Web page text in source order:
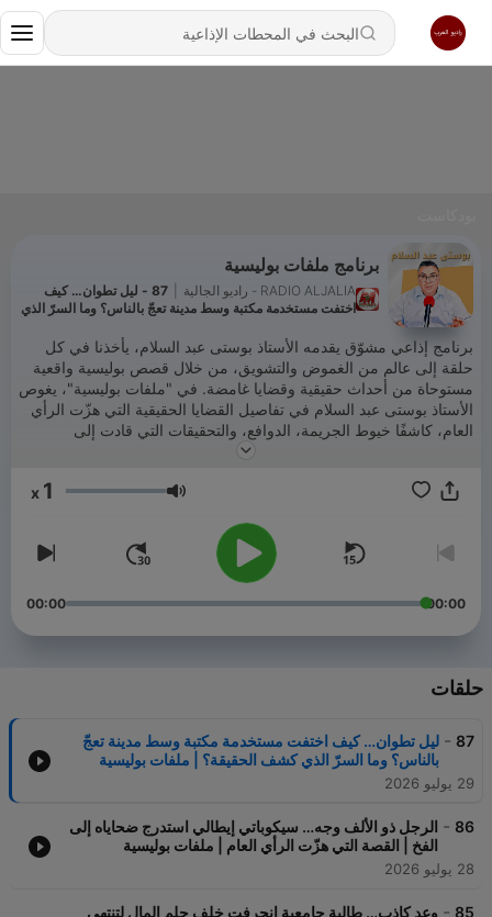
برنامج ملفات بوليسية
RADIO ALJALIA - راديو الجالية
87 - ليل تطوان… كيف
اختفت مستخدمة مكتبة وسط مدينة تعجّ بالناس؟ وما السرّ الذي
برنامج إذاعي مشوّق يقدمه الأستاذ بوستى عبد السلام، يأخذنا في كل
حلقة إلى عالم من الغموض والتشويق، من خلال قصص بوليسية واقعية
مستوحاة من أحداث حقيقية وقضايا غامضة. في "ملفات بوليسية"، يغوص
الأستاذ بوستى عبد السلام في تفاصيل القضايا الحقيقية التي هزّت الرأي
العام، كاشفًا خيوط الجريمة، الدوافع، والتحقيقات التي قادت إلى
الحقيقة. البرنامج يجمع بين الدراما الواقعية والتحليل البوليسي، بأسلوب
تفتح ملفًا جديدًا من ملفات الغموض والجريمة، لتكشف للمستمع أن وراء
مستوى الصوت 1
00:00
00:00
حلقات
87
- ليل تطوان… كيف اختفت مستخدمة مكتبة وسط مدينة تعجّ
بالناس؟ وما السرّ الذي كشف الحقيقة؟ | ملفات بوليسية
29 يوليو 2026
86
- الرجل ذو الألف وجه… سيكوباتي إيطالي استدرج ضحاياه إلى
الفخ | القصة التي هزّت الرأي العام | ملفات بوليسية
28 يوليو 2026
85
- وعد كاذب… طالبة جامعية انجرفت خلف حلم المال لتنتهي